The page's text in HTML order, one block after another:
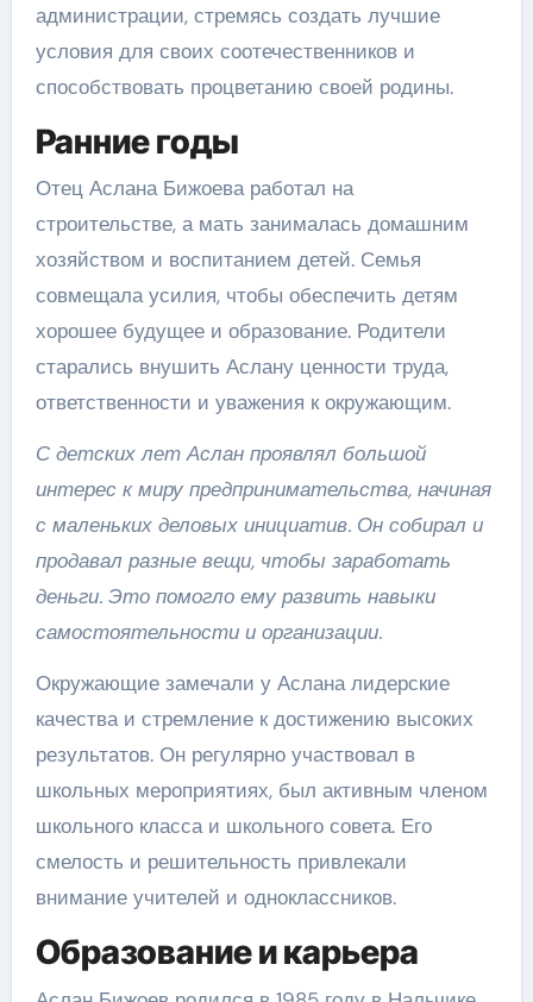
администрации, стремясь создать лучшие
условия для своих соотечественников и
способствовать процветанию своей родины.
Ранние годы
Отец Аслана Бижоева работал на
строительстве, а мать занималась домашним
хозяйством и воспитанием детей. Семья
совмещала усилия, чтобы обеспечить детям
хорошее будущее и образование. Родители
старались внушить Аслану ценности труда,
ответственности и уважения к окружающим.
С детских лет Аслан проявлял большой
интерес к миру предпринимательства, начиная
с маленьких деловых инициатив. Он собирал и
продавал разные вещи, чтобы заработать
деньги. Это помогло ему развить навыки
самостоятельности и организации.
Окружающие замечали у Аслана лидерские
качества и стремление к достижению высоких
результатов. Он регулярно участвовал в
школьных мероприятиях, был активным членом
школьного класса и школьного совета. Его
смелость и решительность привлекали
внимание учителей и одноклассников.
Образование и карьера